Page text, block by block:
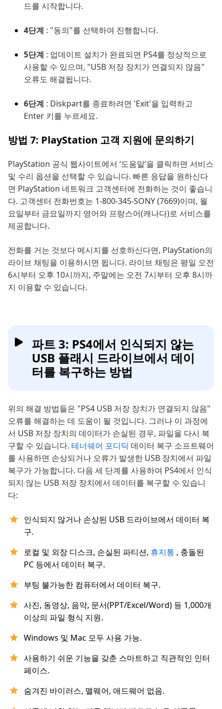
드를 시작합니다.
4단계 : "동의"를 선택하여 진행합니다.
5단계 : 업데이트 설치가 완료되면 PS4를 정상적으로
사용할 수 있으며, "USB 저장 장치가 연결되지 않음"
오류도 해결됩니다.
6단계 : Diskpart를 종료하려면 'Exit'을 입력하고
Enter 키를 누르세요.
방법 7: PlayStation 고객 지원에 문의하기
PlayStation 공식 웹사이트에서 ‘도움말’을 클릭하면 서비스
및 수리 옵션을 선택할 수 있습니다. 빠른 응답을 원하신다
면 PlayStation 네트워크 고객센터에 전화하는 것이 좋습니
다. 고객센터 전화번호는 1-800-345-SONY (7669)이며, 월
요일부터 금요일까지 영어와 프랑스어(캐나다)로 서비스를
제공합니다.
전화를 거는 것보다 메시지를 선호하신다면, PlayStation의
라이브 채팅을 이용하시면 됩니다. 라이브 채팅은 평일 오전
6시부터 오후 10시까지, 주말에는 오전 7시부터 오후 8시까
지 이용할 수 있습니다.
파트 3: PS4에서 인식되지 않는
USB 플래시 드라이브에서 데이
터를 복구하는 방법
위의 해결 방법들은 "PS4 USB 저장 장치가 연결되지 않음"
오류를 해결하는 데 도움이 될 것입니다. 그러나 이 과정에
서 USB 저장 장치의 데이터가 손실된 경우, 파일을 다시 복
구할 수 있습니다. 테너쉐어 포디딕 데이터 복구 소프트웨어
를 사용하면 손상되거나 오류가 발생한 USB 장치에서 파일
복구가 가능합니다. 다음 세 단계를 사용하여 PS4에서 인식
되지 않는 USB 저장 장치에서 데이터를 복구할 수 있습니
다:
인식되지 않거나 손상된 USB 드라이브에서 데이터 복
구.
로컬 및 외장 디스크, 손실된 파티션, 휴지통 , 충돌된
PC 등에서 데이터 복구.
부팅 불가능한 컴퓨터에서 데이터 복구.
사진, 동영상, 음악, 문서(PPT/Excel/Word) 등 1,000개
이상의 파일 형식 지원.
Windows 및 Mac 모두 사용 가능.
사용하기 쉬운 기능을 갖춘 스마트하고 직관적인 인터
페이스.
숨겨진 바이러스, 맬웨어, 애드웨어 없음.